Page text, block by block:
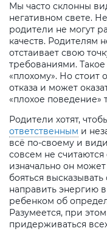
Мы часто склонны
негативном свете.
родители не могут
качеств. Родителям
отстаивает свою
требованиями.
«плохому». Но стоит
отказа и может
«плохое поведение»
Родители хотят,
ответственным и
всё по-своему и
совсем не
изначально он
бояться
направить энергию
ребенком об
Разумеется, при
придерживаться